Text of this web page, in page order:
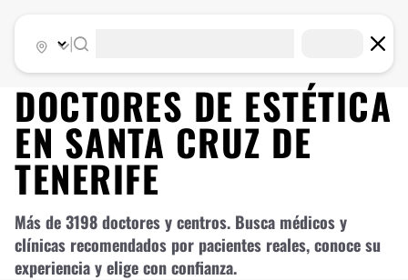
DOCTORES DE ESTÉTICA
EN SANTA CRUZ DE
TENERIFE
Más de 3198 doctores y centros. Busca médicos y
clínicas recomendados por pacientes reales, conoce su
experiencia y elige con confianza.